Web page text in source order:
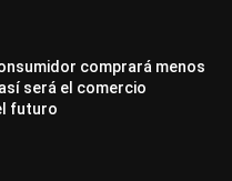
comprará menos
será el comercio
futuro